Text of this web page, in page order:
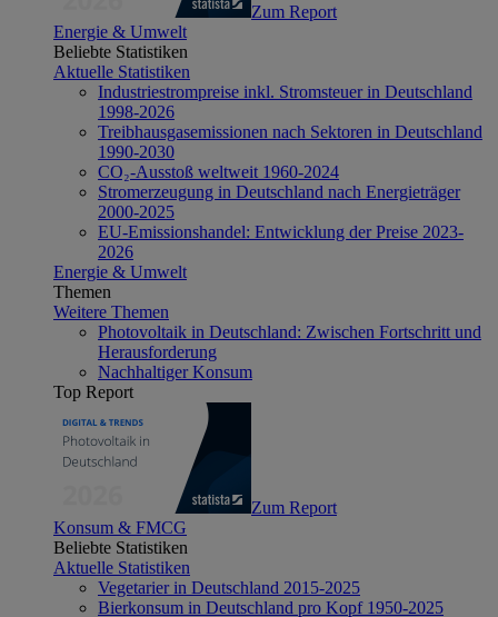
Zum Report
Energie & Umwelt
Beliebte Statistiken
Aktuelle Statistiken
Industriestrompreise inkl. Stromsteuer in Deutschland
1998-2026
Treibhausgasemissionen nach Sektoren in Deutschland
1990-2030
CO₂-Ausstoß weltweit 1960-2024
Stromerzeugung in Deutschland nach Energieträger
2000-2025
EU-Emissionshandel: Entwicklung der Preise 2023-
2026
Energie & Umwelt
Themen
Weitere Themen
Photovoltaik in Deutschland: Zwischen Fortschritt und
Herausforderung
Nachhaltiger Konsum
Top Report
Zum Report
Konsum & FMCG
Beliebte Statistiken
Aktuelle Statistiken
Vegetarier in Deutschland 2015-2025
Bierkonsum in Deutschland pro Kopf 1950-2025